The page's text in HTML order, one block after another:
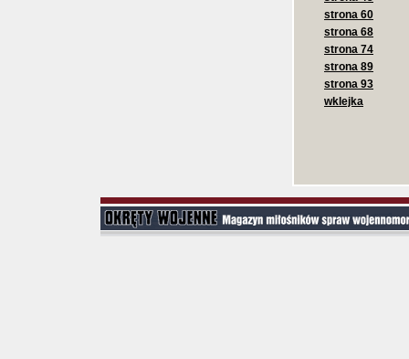
strona 60
strona 68
strona 74
strona 89
strona 93
wklejka